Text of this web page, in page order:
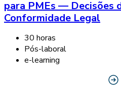
para PMEs — Decisões
Conformidade Legal
30 horas
Pós-laboral
e-learning